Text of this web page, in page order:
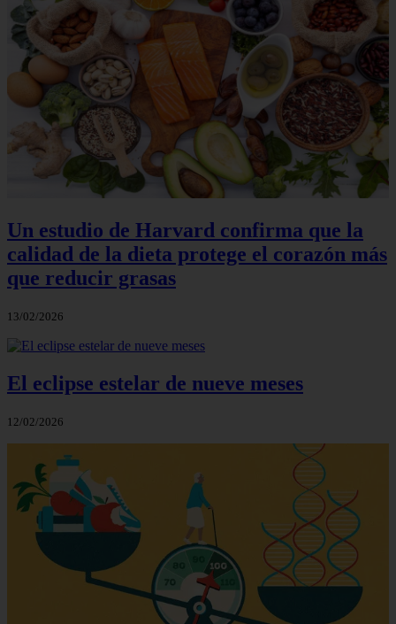
Un estudio de Harvard confirma que la
calidad de la dieta protege el corazón más
que reducir grasas
13/02/2026
El eclipse estelar de nueve meses
12/02/2026